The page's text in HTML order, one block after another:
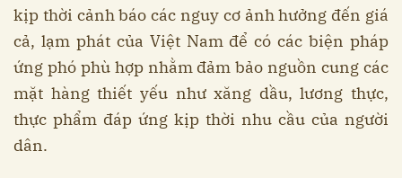
kịp thời cảnh báo các nguy cơ ảnh hưởng đến giá
cả, lạm phát của Việt Nam để có các biện pháp
ứng phó phù hợp nhằm đảm bảo nguồn cung các
mặt hàng thiết yếu như xăng dầu, lương thực,
thực phẩm đáp ứng kịp thời nhu cầu của người
dân.